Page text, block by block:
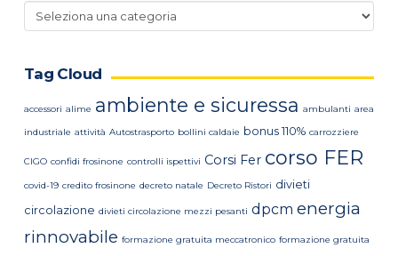
Categorie
news
Tag Cloud
accessori alime ambiente e sicuressa ambulanti area
industriale attività Autostrasporto bollini caldaie bonus 110% carrozziere
CIGO confidi frosinone controlli ispettivi Corsi Fer corso FER
covid-19 credito frosinone decreto natale Decreto Ristori divieti
circolazione divieti circolazione mezzi pesanti dpcm energia
rinnovabile formazione gratuita meccatronico formazione gratuita